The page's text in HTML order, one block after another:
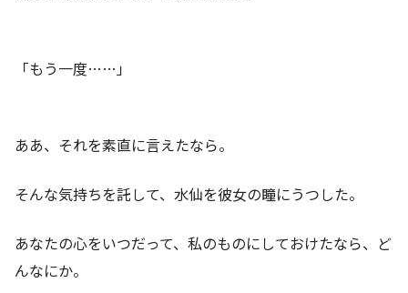
「もう一度……」
ああ、それを素直に言えたなら。
そんな気持ちを託して、水仙を彼女の瞳にうつした。
あなたの心をいつだって、私のものにしておけたなら、ど
んなにか。